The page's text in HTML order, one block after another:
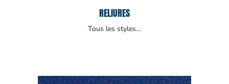
RELIURES
Tous les styles…